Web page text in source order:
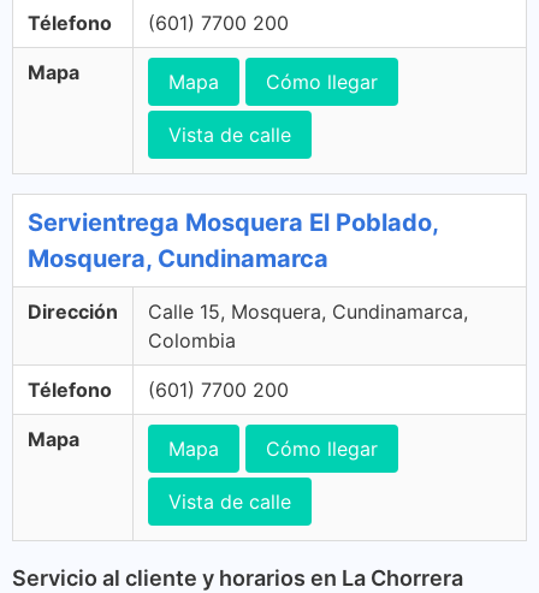
Télefono (601) 7700 200
Mapa Mapa Cómo llegar
Vista de calle
Servientrega Mosquera El Poblado,
Mosquera, Cundinamarca
Dirección
Calle 15, Mosquera, Cundinamarca,
Colombia
Télefono (601) 7700 200
Mapa Mapa Cómo llegar
Vista de calle
Servicio al cliente y horarios en La Chorrera